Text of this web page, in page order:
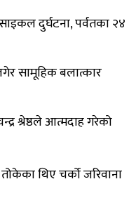
दुर्घटना, पर्वतका २४
सामूहिक बलात्कार
श्रेष्ठले आत्मदाह गरेको
थिए चर्को जरिवाना